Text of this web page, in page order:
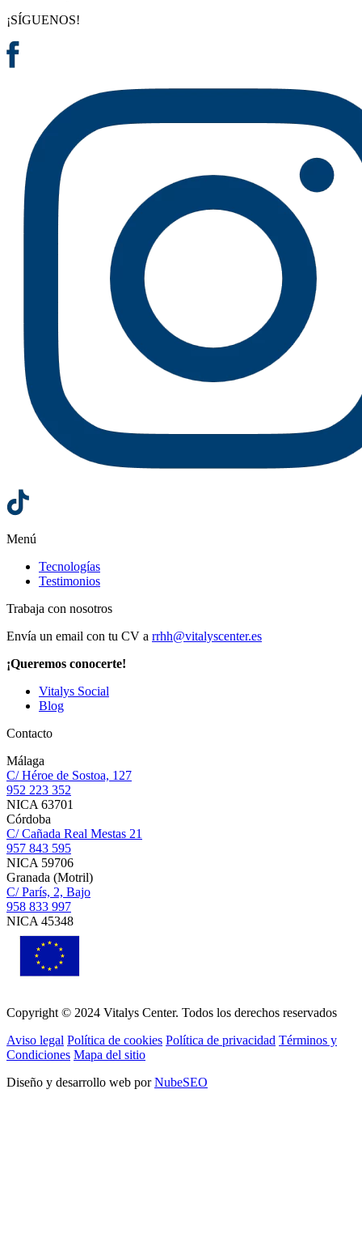
¡SÍGUENOS!
Menú
Tecnologías
Testimonios
Trabaja con nosotros
Envía un email con tu CV a rrhh@vitalyscenter.es
¡Queremos conocerte!
Vitalys Social
Blog
Contacto
Málaga
C/ Héroe de Sostoa, 127
952 223 352
NICA 63701
Córdoba
C/ Cañada Real Mestas 21
957 843 595
NICA 59706
Granada (Motril)
C/ París, 2, Bajo
958 833 997
NICA 45348
Copyright © 2024 Vitalys Center. Todos los derechos reservados
Aviso legal Política de cookies Política de privacidad Términos y
Condiciones Mapa del sitio
Diseño y desarrollo web porNubeSEO